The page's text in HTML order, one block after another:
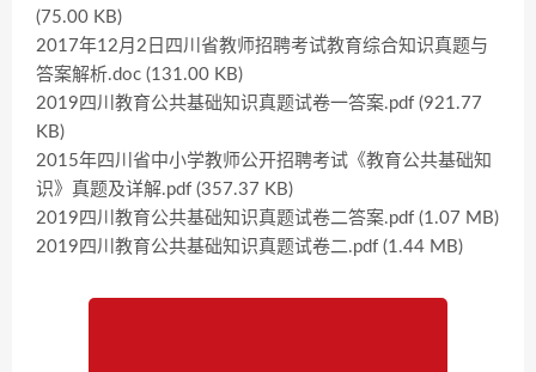
(75.00 KB)
2017年12月2日四川省教师招聘考试教育综合知识真题与
答案解析.doc (131.00 KB)
2019四川教育公共基础知识真题试卷一答案.pdf (921.77
KB)
2015年四川省中小学教师公开招聘考试《教育公共基础知
识》真题及详解.pdf (357.37 KB)
2019四川教育公共基础知识真题试卷二答案.pdf (1.07 MB)
2019四川教育公共基础知识真题试卷二.pdf (1.44 MB)